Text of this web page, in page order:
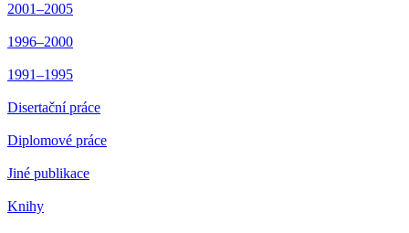
2001–2005
1996–2000
1991–1995
Disertační práce
Diplomové práce
Jiné publikace
Knihy